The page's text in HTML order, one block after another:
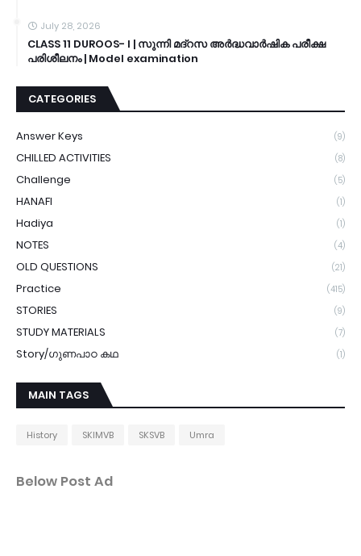
July 28, 2026
CLASS 11 DUROOS- I | സുന്നി മദ്റസ അർദ്ധവാർഷിക പരീക്ഷ
പരിശീലനം | Model examination
CATEGORIES
Answer Keys (9)
CHILLED ACTIVITIES (8)
Challenge (5)
HANAFI (1)
Hadiya (1)
NOTES (4)
OLD QUESTIONS (21)
Practice (415)
STORIES (9)
STUDY MATERIALS (7)
Story/ഗുണപാഠ കഥ (1)
MAIN TAGS
History SKIMVB SKSVB Umra
Below Post Ad